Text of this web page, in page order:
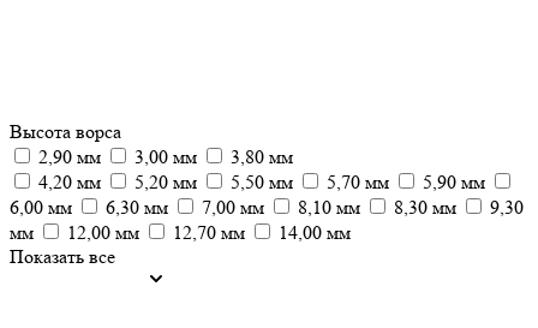
Высота ворса
2,90 мм
3,00 мм
3,80 мм
4,20 мм
5,20 мм 5,50 мм 5,70 мм
5,90 мм
6,00 мм
6,30 мм 7,00 мм 8,10 мм 8,30 мм
9,30
мм
12,00 мм 12,70 мм
14,00 мм
Показать все